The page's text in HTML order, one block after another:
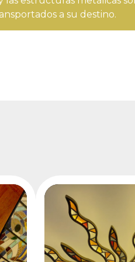
a su destino.